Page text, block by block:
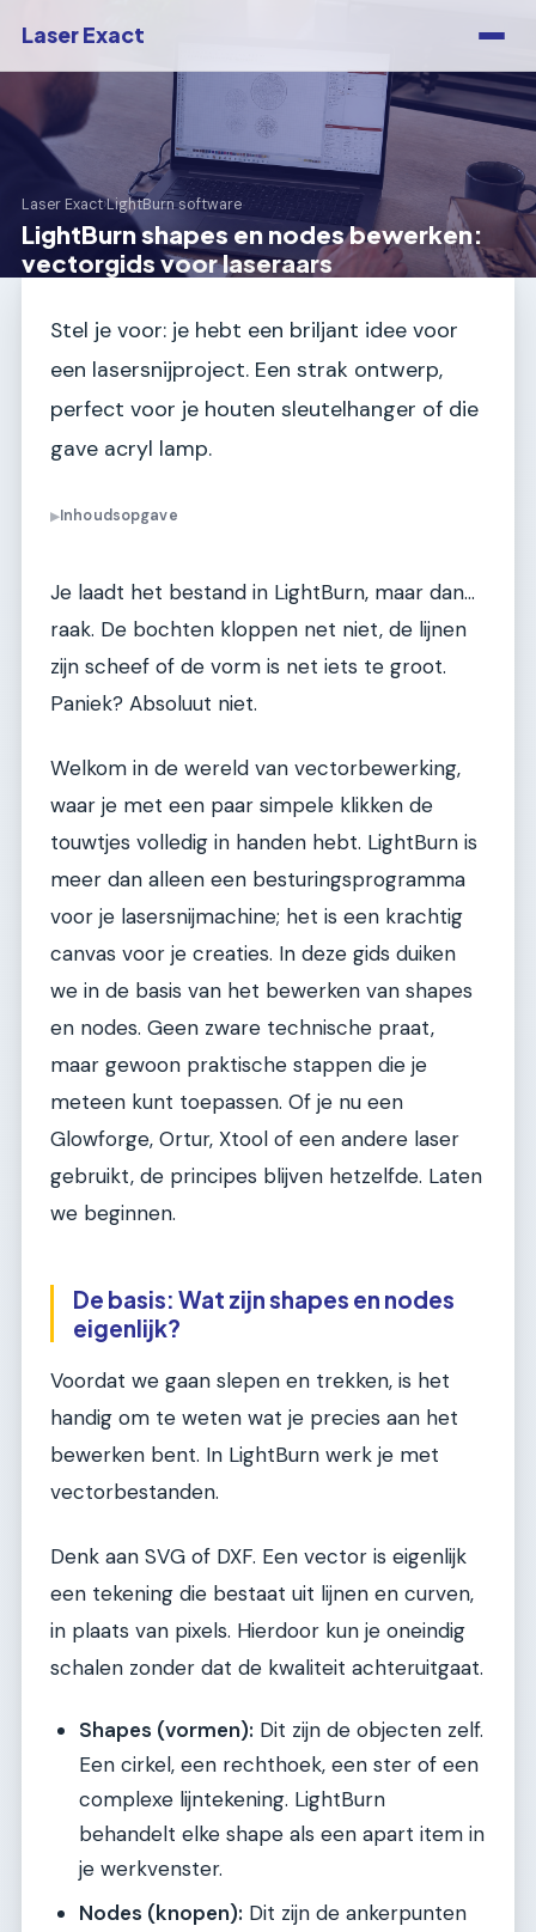
Laser Exact
Laser Exact›LightBurn software
LightBurn shapes en nodes bewerken:
vectorgids voor laseraars
Stel je voor: je hebt een briljant idee voor
een lasersnijproject. Een strak ontwerp,
perfect voor je houten sleutelhanger of die
gave acryl lamp.
▶Inhoudsopgave
Je laadt het bestand in LightBurn, maar dan...
raak. De bochten kloppen net niet, de lijnen
zijn scheef of de vorm is net iets te groot.
Paniek? Absoluut niet.
Welkom in de wereld van vectorbewerking,
waar je met een paar simpele klikken de
touwtjes volledig in handen hebt. LightBurn is
meer dan alleen een besturingsprogramma
voor je lasersnijmachine; het is een krachtig
canvas voor je creaties. In deze gids duiken
we in de basis van het bewerken van shapes
en nodes. Geen zware technische praat,
maar gewoon praktische stappen die je
meteen kunt toepassen. Of je nu een
Glowforge, Ortur, Xtool of een andere laser
gebruikt, de principes blijven hetzelfde. Laten
we beginnen.
De basis: Wat zijn shapes en nodes
eigenlijk?
Voordat we gaan slepen en trekken, is het
handig om te weten wat je precies aan het
bewerken bent. In LightBurn werk je met
vectorbestanden.
Denk aan SVG of DXF. Een vector is eigenlijk
een tekening die bestaat uit lijnen en curven,
in plaats van pixels. Hierdoor kun je oneindig
schalen zonder dat de kwaliteit achteruitgaat.
Shapes (vormen): Dit zijn de objecten zelf.
Een cirkel, een rechthoek, een ster of een
complexe lijntekening. LightBurn
behandelt elke shape als een apart item in
je werkvenster.
Nodes (knopen): Dit zijn de ankerpunten